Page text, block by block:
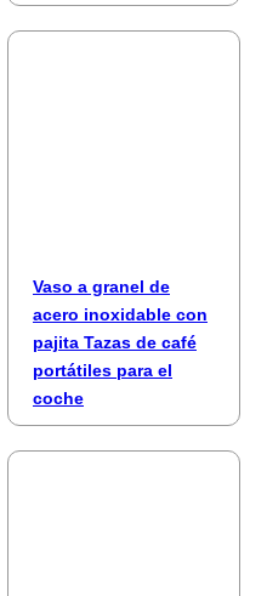
Vaso a granel de
acero inoxidable con
pajita Tazas de café
portátiles para el
coche